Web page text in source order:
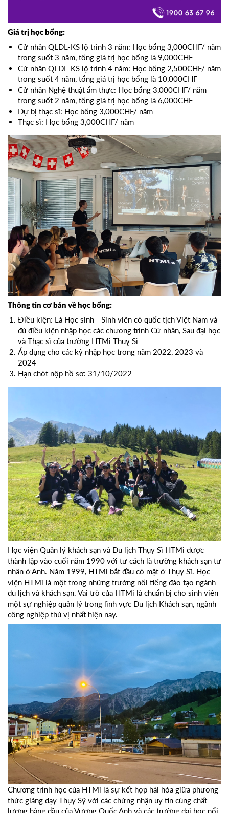
Giá trị học bổng:
Cử nhân QLDL-KS lộ trình 3 năm: Học bổng 3,000CHF/ năm
trong suốt 3 năm, tổng giá trị học bổng là 9,000CHF
Cử nhân QLDL-KS lộ trình 4 năm: Học bổng 2,500CHF/ năm
trong suốt 4 năm, tổng giá trị học bổng là 10,000CHF
Cử nhân Nghệ thuật ẩm thực: Học bổng 3,000CHF/ năm
trong suốt 2 năm, tổng giá trị học bổng là 6,000CHF
Dự bị thạc sĩ: Học bổng 3,000CHF/ năm
Thạc sĩ: Học bổng 3,000CHF/ năm
Thông tin cơ bản về học bổng:
Điều kiện: Là Học sinh - Sinh viên có quốc tịch Việt Nam và
đủ điều kiện nhập học các chương trình Cử nhân, Sau đại học
và Thạc sĩ của trường HTMi Thuỵ Sĩ
Áp dụng cho các kỳ nhập học trong năm 2022, 2023 và
2024
Hạn chót nộp hồ sơ: 31/10/2022
Học viện Quản lý khách sạn và Du lịch Thụy Sĩ HTMi được
thành lập vào cuối năm 1990 với tư cách là trường khách sạn tư
nhân ở Anh. Năm 1999, HTMi bắt đầu có mặt ở Thụy Sĩ. Học
viện HTMi là một trong những trường nổi tiếng đào tạo ngành
du lịch và khách sạn. Vai trò của HTMi là chuẩn bị cho sinh viên
một sự nghiệp quản lý trong lĩnh vực Du lịch Khách sạn, ngành
công nghiệp thú vị nhất hiện nay.
Chương trình học của HTMi là sự kết hợp hài hòa giữa phương
thức giảng dạy Thụy Sỹ với các chứng nhận uy tín cùng chất
lượng hàng đầu của Vương Quốc Anh và các trường đại học nổi